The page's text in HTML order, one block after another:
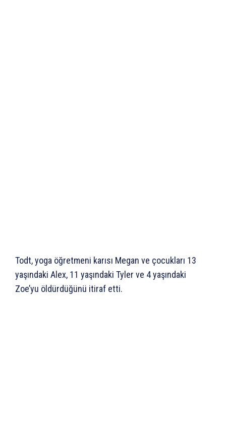
Todt, yoga öğretmeni karısı Megan ve çocukları 13
yaşındaki Alex, 11 yaşındaki Tyler ve 4 yaşındaki
Zoe’yu öldürdüğünü itiraf etti.